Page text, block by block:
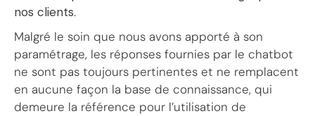
nos clients.
Malgré le soin que nous avons apporté à son
paramétrage, les réponses fournies par le chatbot
ne sont pas toujours pertinentes et ne remplacent
en aucune façon la base de connaissance, qui
demeure la référence pour l’utilisation de